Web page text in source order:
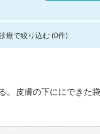
療で絞り込む (0件)
。皮膚の下ににできた